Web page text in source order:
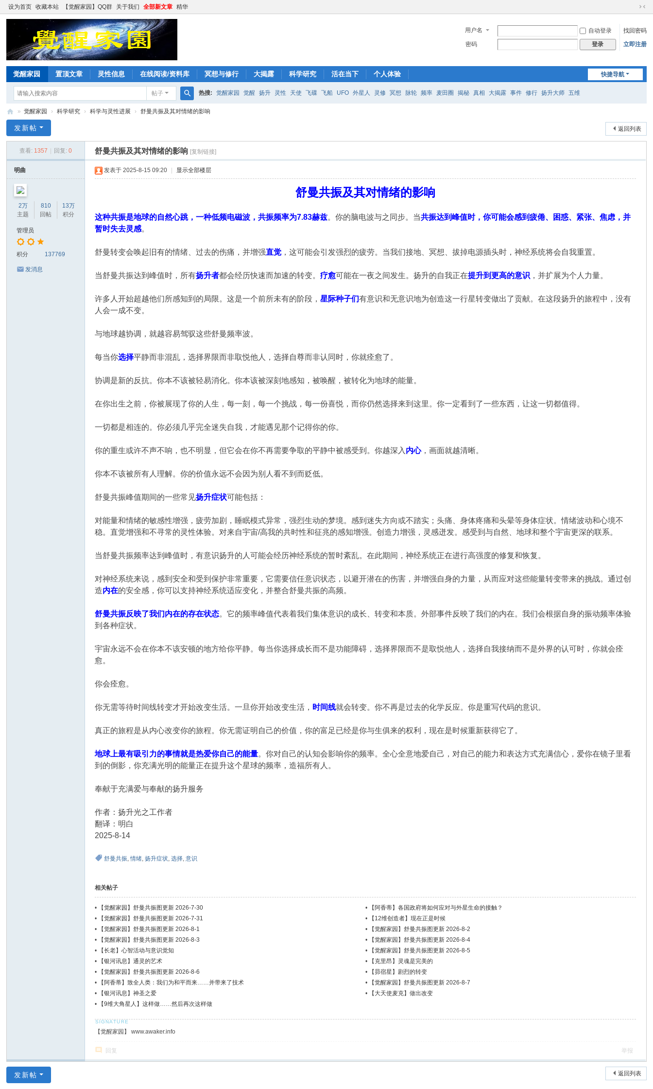
设为首页 收藏本站 【觉醒家园】QQ群 关于我们 全部新文章 精华
切
到
窄
用户名 自动登录
找回密码
密码
登录 立即注册
快捷导航
觉醒家园 置顶文章 灵性信息 在线阅读/资料库 冥想与修行 大揭露 科学研究 活在当下 个人体验
帖子
搜
热搜: 觉醒家园 觉醒 扬升 灵性 天使 飞碟 飞船 UFO 外星人 灵修 冥想 脉轮 频率 麦田圈 揭秘 真相 大揭露 事件 修行 扬升大师 五维
醒
园
» 觉醒家园 › 科学研究 › 科学与灵性进展 › 舒曼共振及其对情绪的影响
返回列表
发新帖
查看: 1357 回复: 0 舒曼共振及其对情绪的影响 [复制链接]
明曲
2万
主题
810
回帖
13万
积分
管理员
积分 137769
发消息
发表于 2025-8-15 09:20 显示全部楼层
舒曼共振及其对情绪的影响
这种共振是地球的自然心跳，一种低频电磁波，共振频率为7.83赫兹。你的脑电波与之同步。当共振达到峰值时，你可能会感到疲倦、困惑、紧张、焦虑，并
暂时失去灵感。
舒曼转变会唤起旧有的情绪、过去的伤痛，并增强直觉，这可能会引发强烈的疲劳。当我们接地、冥想、拔掉电源插头时，神经系统将会自我重置。
当舒曼共振达到峰值时，所有扬升者都会经历快速而加速的转变。疗愈可能在一夜之间发生。扬升的自我正在提升到更高的意识 ，并扩展为个人力量。
许多人开始超越他们所感知到的局限。这是一个前所未有的阶段，星际种子们有意识和无意识地为创造这一行星转变做出了贡献。在这段扬升的旅程中，没有
人会一成不变。
与地球越协调，就越容易驾驭这些舒曼频率波。
每当你选择平静而非混乱，选择界限而非取悦他人，选择自尊而非认同时，你就痊愈了。
协调是新的反抗。你本不该被轻易消化。你本该被深刻地感知，被唤醒，被转化为地球的能量。
在你出生之前，你被展现了你的人生，每一刻，每一个挑战，每一份喜悦，而你仍然选择来到这里。你一定看到了一些东西，让这一切都值得。
一切都是相连的。你必须几乎完全迷失自我，才能遇见那个记得你的你。
你的重生或许不声不响，也不明显，但它会在你不再需要争取的平静中被感受到。你越深入 内心，画面就越清晰。
你本不该被所有人理解。你的价值永远不会因为别人看不到而贬低。
舒曼共振峰值期间的一些常见扬升症状可能包括：
对能量和情绪的敏感性增强，疲劳加剧，睡眠模式异常，强烈生动的梦境。感到迷失方向或不踏实；头痛、身体疼痛和头晕等身体症状。情绪波动和心境不
稳。直觉增强和不寻常的灵性体验。对来自宇宙/高我的共时性和征兆的感知增强。创造力增强，灵感迸发。感受到与自然、地球和整个宇宙更深的联系。
当舒曼共振频率达到峰值时，有意识扬升的人可能会经历神经系统的暂时紊乱。在此期间，神经系统正在进行高强度的修复和恢复。
对神经系统来说，感到安全和受到保护非常重要，它需要信任意识状态，以避开潜在的伤害，并增强自身的力量，从而应对这些能量转变带来的挑战。通过创
造内在的安全感，你可以支持神经系统适应变化，并整合舒曼共振的高频。
舒曼共振反映了我们内在的存在状态。它的频率峰值代表着我们集体意识的成长、转变和本质。外部事件反映了我们的内在。我们会根据自身的振动频率体验
到各种症状。
宇宙永远不会在你本不该安顿的地方给你平静。每当你选择成长而不是功能障碍，选择界限而不是取悦他人，选择自我接纳而不是外界的认可时，你就会痊
愈。
你会痊愈。
你无需等待时间线转变才开始改变生活。一旦你开始改变生活， 时间线就会转变。你不再是过去的化学反应。你是重写代码的意识。
真正的旅程是从内心改变你的旅程。你无需证明自己的价值，你的富足已经是你与生俱来的权利，现在是时候重新获得它了。
地球上最有吸引力的事情就是热爱你自己的能量。你对自己的认知会影响你的频率。全心全意地爱自己，对自己的能力和表达方式充满信心，爱你在镜子里看
到的倒影，你充满光明的能量正在提升这个星球的频率，造福所有人。
奉献于充满爱与奉献的扬升服务
作者：扬升光之工作者
翻译：明白
2025-8-14
舒曼共振,情绪,扬升症状,选择,意识
相关帖子
• 【觉醒家园】舒曼共振图更新 2026-7-30 •
【阿香蒂】各国政府将如何应对与外星生命的接触？
•
【觉醒家园】舒曼共振图更新 2026-7-31 •
【12维创造者】现在正是时候
•
【觉醒家园】舒曼共振图更新 2026-8-1 •
【觉醒家园】舒曼共振图更新 2026-8-2
•
【觉醒家园】舒曼共振图更新 2026-8-3 •
【觉醒家园】舒曼共振图更新 2026-8-4
•
【长老】心智活动与意识觉知 •
【觉醒家园】舒曼共振图更新 2026-8-5
•
【银河讯息】通灵的艺术 •
【克里昂】灵魂是完美的
•
【觉醒家园】舒曼共振图更新 2026-8-6 •
【昴宿星】剧烈的转变
•
【阿香蒂】致全人类：我们为和平而来……并带来了技术 •
【觉醒家园】舒曼共振图更新 2026-8-7
•
【银河讯息】神圣之爱 •
【大天使麦克】做出改变
•
【9维大角星人】这样做……然后再次这样做
【觉醒家园】 www.awaker.info
回复 举报
返回列表
发新帖